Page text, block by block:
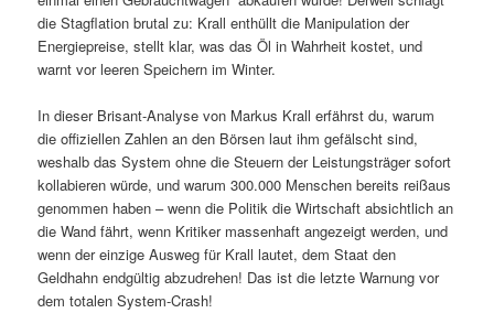
die Stagflation brutal zu: Krall enthüllt die Manipulation der
Energiepreise, stellt klar, was das Öl in Wahrheit kostet, und
warnt vor leeren Speichern im Winter.
In dieser Brisant-Analyse von Markus Krall erfährst du, warum
die offiziellen Zahlen an den Börsen laut ihm gefälscht sind,
weshalb das System ohne die Steuern der Leistungsträger sofort
kollabieren würde, und warum 300.000 Menschen bereits reißaus
genommen haben – wenn die Politik die Wirtschaft absichtlich an
die Wand fährt, wenn Kritiker massenhaft angezeigt werden, und
wenn der einzige Ausweg für Krall lautet, dem Staat den
Geldhahn endgültig abzudrehen! Das ist die letzte Warnung vor
dem totalen System-Crash!